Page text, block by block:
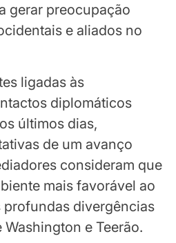
gerar preocupação
e aliados no
ligadas às
diplomáticos
últimos dias,
de um avanço
consideram que
mais favorável ao
profundas divergências
e Teerão.